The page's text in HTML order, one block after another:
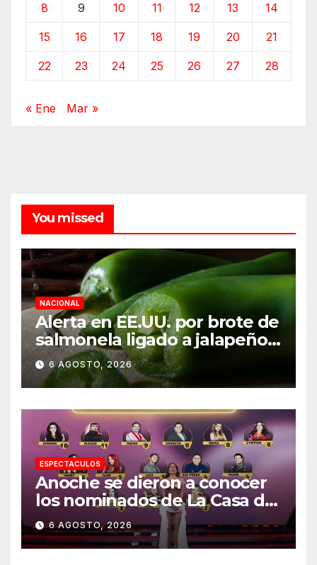
8 9 10 11 12 13 14
15 16 17 18 19 20 21
22 23 24 25 26 27 28
« Ene Mar »
You missed
NACIONAL
Alerta en EE.UU. por brote de
salmonela ligado a jalapeños
mexicanos; reportan 345
casos
6 AGOSTO, 2026
ESPECTACULOS
Anoche se dieron a conocer
los nominados de La Casa de
los Famosos México 2026 en
la segunda semana
6 AGOSTO, 2026